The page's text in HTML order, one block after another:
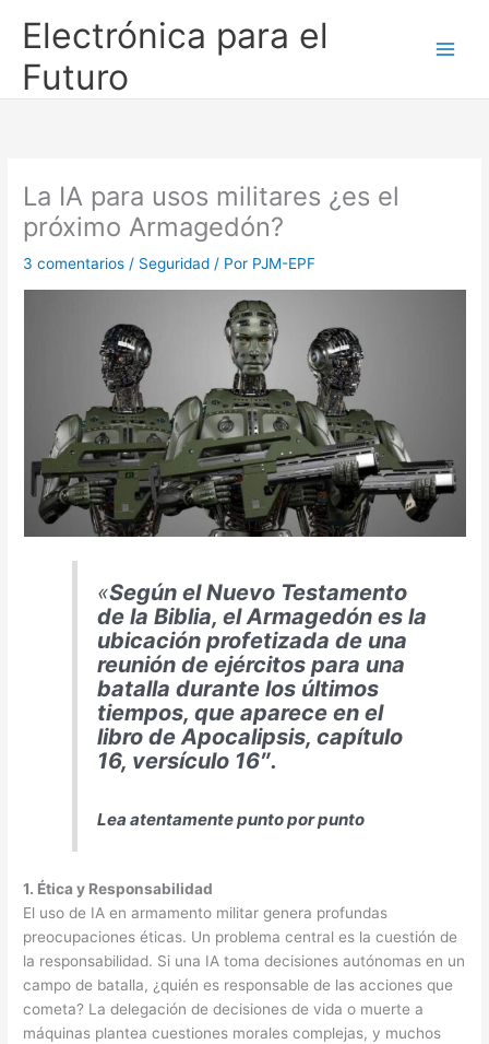
Electrónica para el
Futuro
La IA para usos militares ¿es el
próximo Armagedón?
3 comentarios / Seguridad / Por PJM-EPF
«Según el Nuevo Testamento
de la Biblia, el Armagedón es la
ubicación profetizada de una
reunión de ejércitos para una
batalla durante los últimos
tiempos, que aparece en el
libro de Apocalipsis, capítulo
16, versículo 16″.
Lea atentamente punto por punto
1. Ética y Responsabilidad
El uso de IA en armamento militar genera profundas
preocupaciones éticas. Un problema central es la cuestión de
la responsabilidad. Si una IA toma decisiones autónomas en un
campo de batalla, ¿quién es responsable de las acciones que
cometa? La delegación de decisiones de vida o muerte a
máquinas plantea cuestiones morales complejas, y muchos